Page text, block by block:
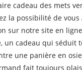
cadeau des mets
la possibilité de
sur notre site en
un cadeau qui
une panière en
fait toujours